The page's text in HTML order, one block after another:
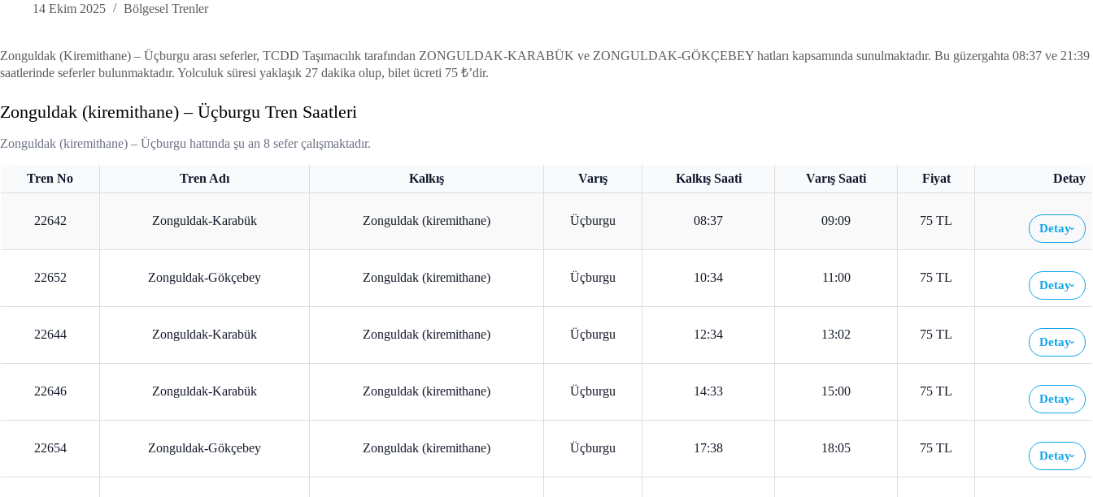
14 Ekim 2025 Bölgesel Trenler
Zonguldak (Kiremithane) – Üçburgu arası seferler, TCDD Taşımacılık tarafından ZONGULDAK-KARABÜK ve ZONGULDAK-GÖKÇEBEY hatları kapsamında sunulmaktadır. Bu güzergahta 08:37 ve 21:39
saatlerinde seferler bulunmaktadır. Yolculuk süresi yaklaşık 27 dakika olup, bilet ücreti 75 ₺’dir.
Zonguldak (kiremithane) – Üçburgu Tren Saatleri
Zonguldak (kiremithane) – Üçburgu hattında şu an 8 sefer çalışmaktadır.
Tren No Tren Adı Kalkış Varış Kalkış Saati Varış Saati Fiyat Detay
22642 Zonguldak-Karabük Zonguldak (kiremithane) Üçburgu 08:37 09:09 75 TL
Detay›
22652 Zonguldak-Gökçebey Zonguldak (kiremithane) Üçburgu 10:34 11:00 75 TL
Detay›
22644 Zonguldak-Karabük Zonguldak (kiremithane) Üçburgu 12:34 13:02 75 TL
Detay›
22646 Zonguldak-Karabük Zonguldak (kiremithane) Üçburgu 14:33 15:00 75 TL
Detay›
22654 Zonguldak-Gökçebey Zonguldak (kiremithane) Üçburgu 17:38 18:05 75 TL
Detay›